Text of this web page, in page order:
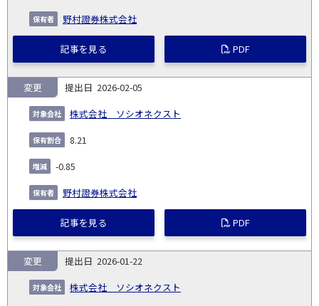
野村證券株式会社
記事を見る PDF
2026-02-05
株式会社 ソシオネクスト
変更
8.21
-0.85
野村證券株式会社
記事を見る PDF
2026-01-22
株式会社 ソシオネクスト
変更